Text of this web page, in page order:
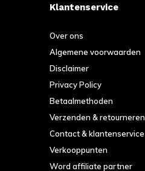
Klantenservice
Over ons
Algemene voorwaarden
Disclaimer
Privacy Policy
Betaalmethoden
Verzenden & retourneren
Contact & klantenservice
Verkooppunten
Word affiliate partner